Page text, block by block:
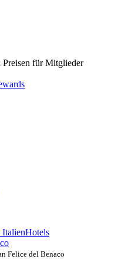
Preisen für Mitglieder
Hotels
Felice del Benaco